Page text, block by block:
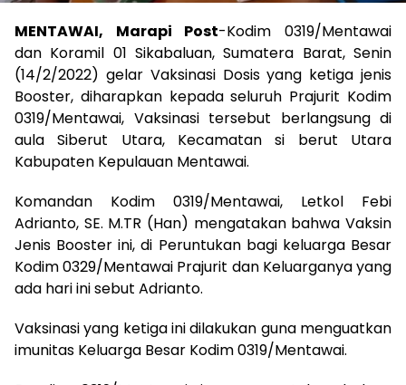
MENTAWAI, Marapi Post-Kodim 0319/Mentawai
dan Koramil 01 Sikabaluan, Sumatera Barat, Senin
(14/2/2022) gelar Vaksinasi Dosis yang ketiga jenis
Booster, diharapkan kepada seluruh Prajurit Kodim
0319/Mentawai, Vaksinasi tersebut berlangsung di
aula Siberut Utara, Kecamatan si berut Utara
Kabupaten Kepulauan Mentawai.
Komandan Kodim 0319/Mentawai, Letkol Febi
Adrianto, SE. M.TR (Han) mengatakan bahwa Vaksin
Jenis Booster ini, di Peruntukan bagi keluarga Besar
Kodim 0329/Mentawai Prajurit dan Keluarganya yang
ada hari ini sebut Adrianto.
Vaksinasi yang ketiga ini dilakukan guna menguatkan
imunitas Keluarga Besar Kodim 0319/Mentawai.